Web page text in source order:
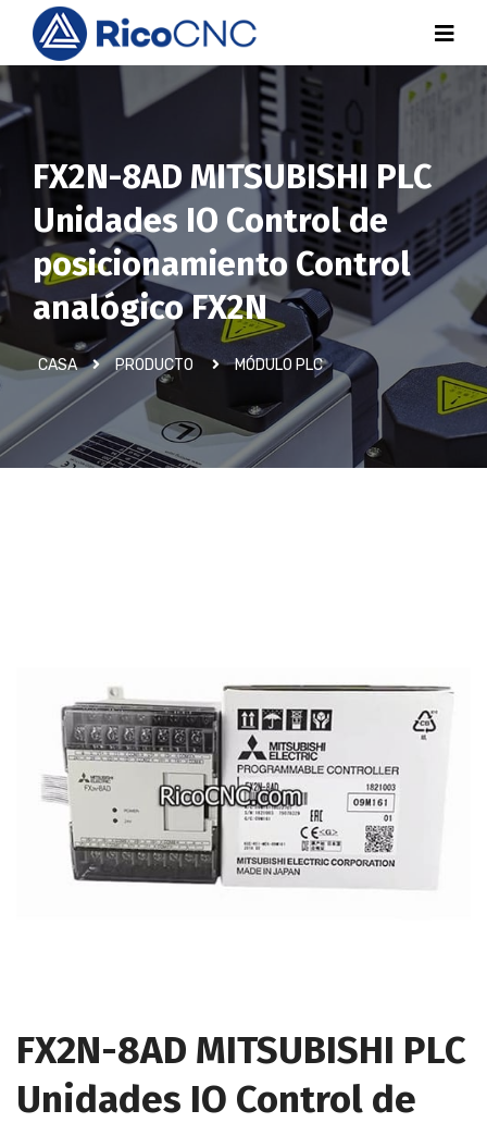
FX2N-8AD MITSUBISHI PLC
Unidades IO Control de
posicionamiento Control
analógico FX2N
CASA PRODUCTO MÓDULO PLC
FX2N-8AD MITSUBISHI PLC
Unidades IO Control de